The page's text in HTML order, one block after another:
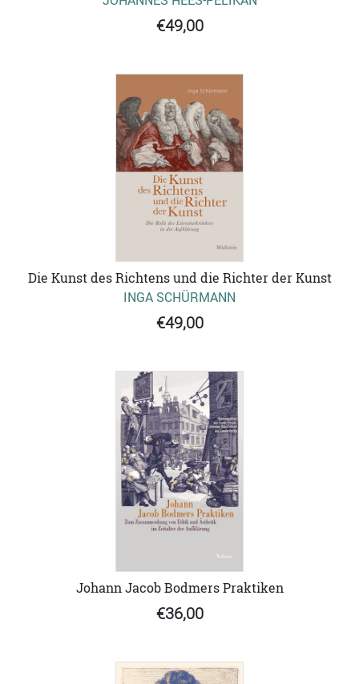
€49,00
Die Kunst des Richtens und die Richter der Kunst
INGA SCHÜRMANN
€49,00
Johann Jacob Bodmers Praktiken
€36,00